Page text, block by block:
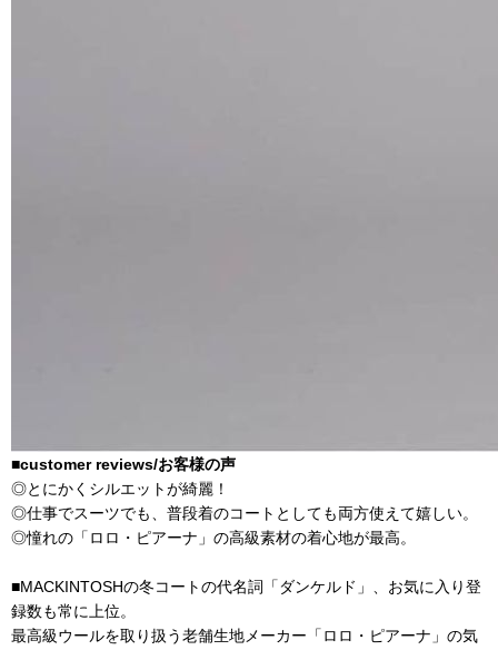
■customer reviews/お客様の声
◎とにかくシルエットが綺麗！
◎仕事でスーツでも、普段着のコートとしても両方使えて嬉しい。
◎憧れの「ロロ・ピアーナ」の高級素材の着心地が最高。
■MACKINTOSHの冬コートの代名詞「ダンケルド」、お気に入り登
録数も常に上位。
最高級ウールを取り扱う老舗生地メーカー「ロロ・ピアーナ」の気